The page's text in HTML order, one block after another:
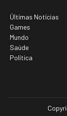
Últimas Notícias
Games
Mundo
Saúde
Política